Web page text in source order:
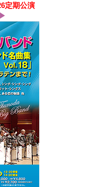
定期公演